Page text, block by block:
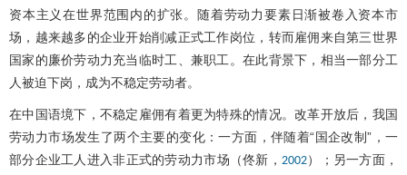
资本主义在世界范围内的扩张。随着劳动力要素日渐被卷入资本市
场，越来越多的企业开始削减正式工作岗位，转而雇佣来自第三世界
国家的廉价劳动力充当临时工、兼职工。在此背景下，相当一部分工
人被迫下岗，成为不稳定劳动者。
在中国语境下，不稳定雇佣有着更为特殊的情况。改革开放后，我国
劳动力市场发生了两个主要的变化：一方面，伴随着“国企改制”，一
部分企业工人进入非正式的劳动力市场（佟新， 2002）；另一方面，